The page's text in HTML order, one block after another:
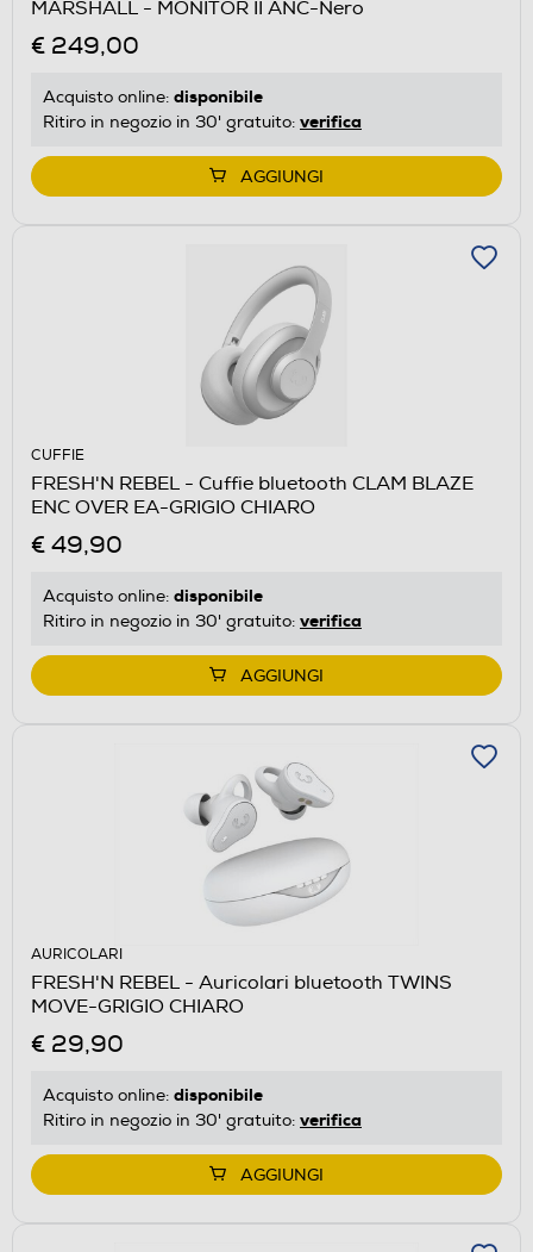
MARSHALL - MONITOR II ANC-Nero
€ 249,00
Acquisto online: disponibile
Ritiro in negozio in 30' gratuito: verifica
AGGIUNGI
CUFFIE
FRESH'N REBEL - Cuffie bluetooth CLAM BLAZE
ENC OVER EA-GRIGIO CHIARO
€ 49,90
Acquisto online: disponibile
Ritiro in negozio in 30' gratuito: verifica
AGGIUNGI
AURICOLARI
FRESH'N REBEL - Auricolari bluetooth TWINS
MOVE-GRIGIO CHIARO
€ 29,90
Acquisto online: disponibile
Ritiro in negozio in 30' gratuito: verifica
AGGIUNGI